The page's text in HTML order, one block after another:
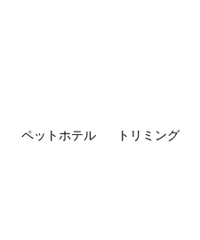
ペットホテル トリミング